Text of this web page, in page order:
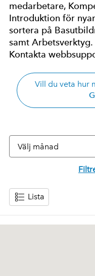
medarbetare,
Introduktion för
sortera på
samt
Kontakta
Vill du veta hur
Välj månad
Motion och hälsa
Lista